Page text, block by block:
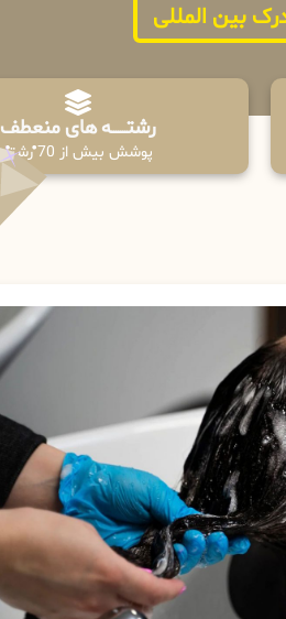
بین المللی
رشتـــــــه های منعطف
پوشش بیش از 70 رشته